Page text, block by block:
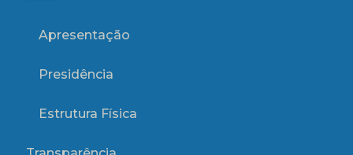
Apresentação
Presidência
Estrutura Física